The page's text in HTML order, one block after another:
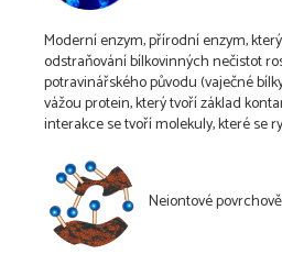
Moderní enzym, přírodní enzym,
odstraňování bílkovinných nečistot
potravinářského původu (vaječné
vážou protein, který tvoří základ
interakce se tvoří molekuly, které se
Neiontové